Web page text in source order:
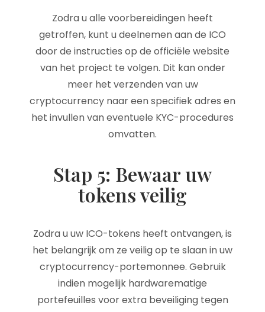
Zodra u alle voorbereidingen heeft
getroffen, kunt u deelnemen aan de ICO
door de instructies op de officiële website
van het project te volgen. Dit kan onder
meer het verzenden van uw
cryptocurrency naar een specifiek adres en
het invullen van eventuele KYC-procedures
omvatten.
Stap 5: Bewaar uw
tokens veilig
Zodra u uw ICO-tokens heeft ontvangen, is
het belangrijk om ze veilig op te slaan in uw
cryptocurrency-portemonnee. Gebruik
indien mogelijk hardwarematige
portefeuilles voor extra beveiliging tegen